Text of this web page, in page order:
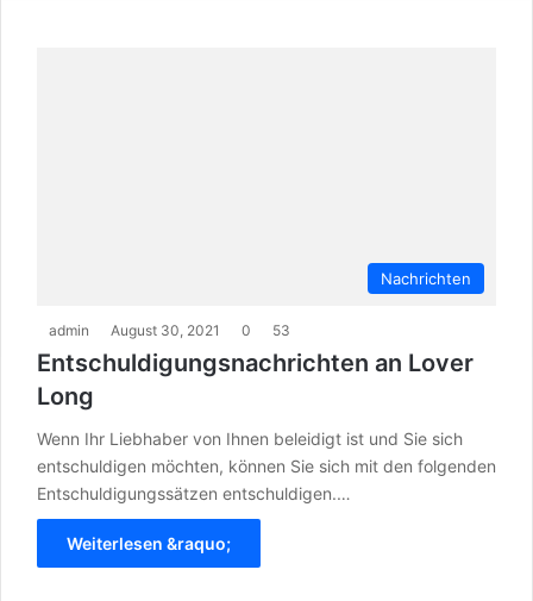
Nachrichten
admin August 30, 2021 0 53
Entschuldigungsnachrichten an Lover
Long
Wenn Ihr Liebhaber von Ihnen beleidigt ist und Sie sich
entschuldigen möchten, können Sie sich mit den folgenden
Entschuldigungssätzen entschuldigen.…
Weiterlesen &raquo;